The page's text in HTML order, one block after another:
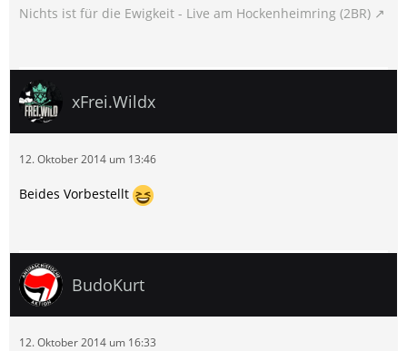
Nichts ist für die Ewigkeit - Live am Hockenheimring (2BR)
xFrei.Wildx
12. Oktober 2014 um 13:46
Beides Vorbestellt
BudoKurt
12. Oktober 2014 um 16:33